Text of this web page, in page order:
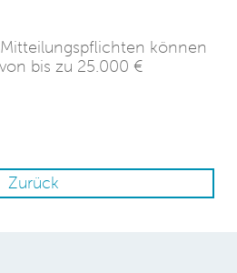
können
bis zu 25.000 €
Zurück